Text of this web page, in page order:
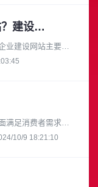
公司集团企业为什么要建设网站？建设网站的流程是怎样的？
业建设网站主要有
者从产品研究到查
满足消费者需求：
和营业时间等方面
10/9 18:21:10